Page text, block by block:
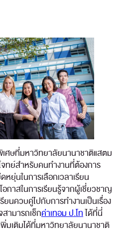
ศษที่มหาวิทยาลัยนานาชาติแสตม
ทย์สำหรับคนทำงานที่ต้องการ
ยุ่นในการเลือกเวลาเรียน
กาสในการเรียนรู้จากผู้เชี่ยวชาญ
ยนควบคู่ไปกับการทำงานเป็นเรื่อง
ามารถเช็กค่าเทอม ป.โทได้ที่นี่
มเติมได้ที่มหาวิทยาลัยนานาชาติ